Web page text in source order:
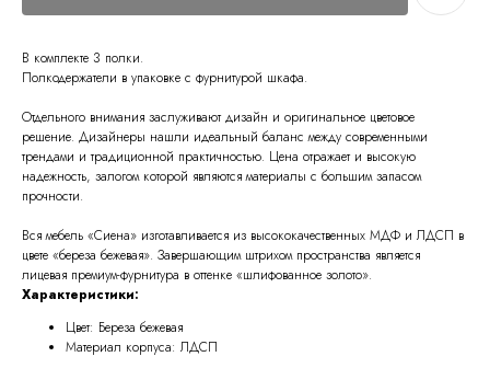
В комплекте 3 полки.
Полкодержатели в упаковке с фурнитурой шкафа.
Отдельного внимания заслуживают дизайн и оригинальное цветовое
решение. Дизайнеры нашли идеальный баланс между современными
трендами и традиционной практичностью. Цена отражает и высокую
надежность, залогом которой являются материалы с большим запасом
прочности.
Вся мебель «Сиена» изготавливается из высококачественных МДФ и ЛДСП в
цвете «береза бежевая». Завершающим штрихом пространства является
лицевая премиум-фурнитура в оттенке «шлифованное золото».
Характеристики:
Цвет: Береза бежевая
Материал корпуса: ЛДСП